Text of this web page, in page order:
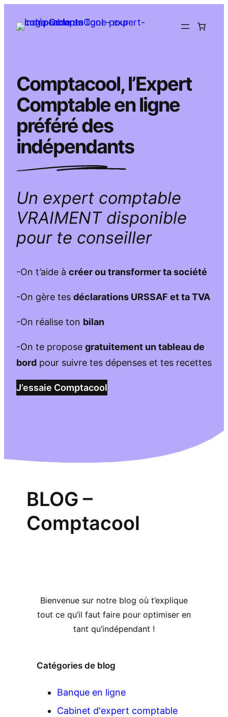
Comptacool, l’Expert
Comptable en ligne
préféré des
indépendants
Un expert comptable
VRAIMENT disponible
pour te conseiller
-On t’aide à créer ou transformer ta société
-On gère tes déclarations URSSAF et ta TVA
-On réalise ton bilan
-On te propose gratuitement un tableau de
bord pour suivre tes dépenses et tes recettes
J’essaie Comptacool
BLOG –
Comptacool
Bienvenue sur notre blog où t’explique
tout ce qu’il faut faire pour optimiser en
tant qu’indépendant !
Catégories de blog
Banque en ligne
Cabinet d'expert comptable